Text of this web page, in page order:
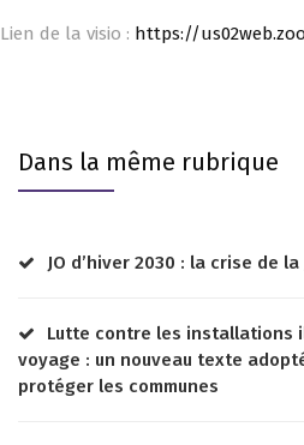
Lien de la visio : https://
Dans la même rubrique
JO d’hiver 2030 : la crise de
Lutte contre les installations
voyage : un nouveau texte
protéger les communes